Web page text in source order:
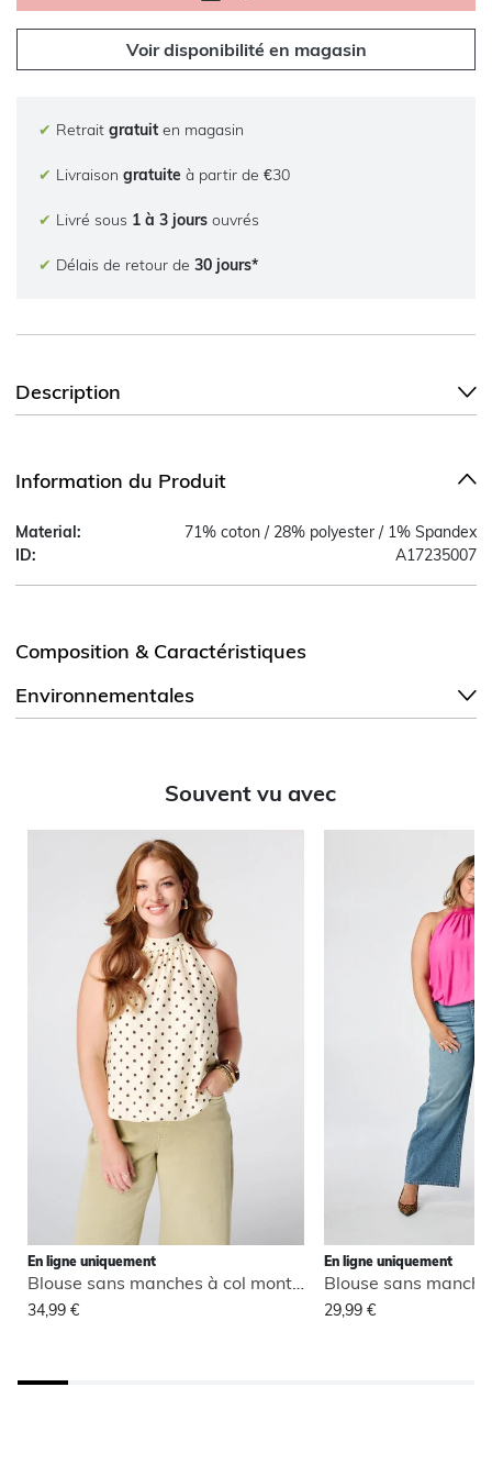
Voir disponibilité en magasin
✔ Retrait gratuit en magasin
✔ Livraison gratuite à partir de €30
✔ Livré sous 1 à 3 jours ouvrés
✔ Délais de retour de 30 jours*
Description
Information du Produit
Material:
71% coton / 28% polyester / 1% Spandex
ID:
A17235007
Composition & Caractéristiques
Environnementales
Souvent vu avec
En ligne uniquement
Blouse sans manches à col montant
34,99 €
En ligne uniquement
29,99 €